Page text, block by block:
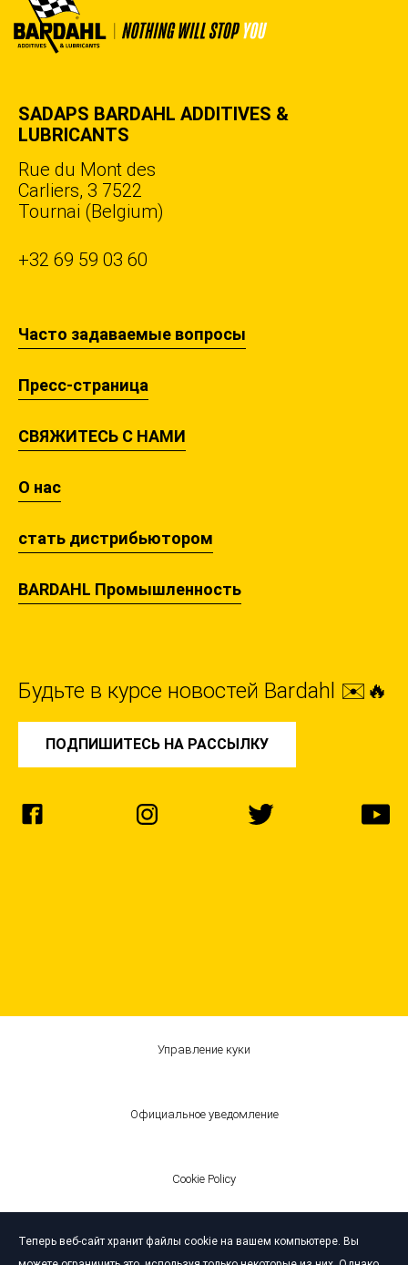
Теперь веб-сайт хранит файлы cookie на вашем компьютере. Вы
SADAPS BARDAHL ADDITIVES &
LUBRICANTS
Rue du Mont des
Carliers, 3 7522
Tournai (Belgium)
+32 69 59 03 60
Часто задаваемые вопросы
Пресс-страница
СВЯЖИТЕСЬ С НАМИ
О нас
стать дистрибьютором
BARDAHL Промышленность
Будьте в курсе новостей Bardahl ✉️🔥
ПОДПИШИТЕСЬ НА РАССЫЛКУ
© Bardahl 2026
Управление куки
Официальное уведомление
Cookie Policy